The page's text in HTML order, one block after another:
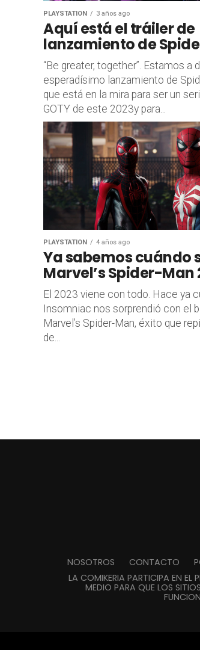
PLAYSTATION 3 años ago
Aquí está el tráiler de
lanzamiento de
“Be greater, together”. Estamos a
esperadísimo lanzamiento de
que está en la mira para ser un
GOTY de este 2023y para...
PLAYSTATION 4 años ago
Ya sabemos cuándo
Marvel’s Spider-Man
El 2023 viene con todo. Hace ya
Insomniac nos sorprendió con el
Marvel’s Spider-Man, éxito que
de...
NOSOTROS CONTACTO
LA COMIKERIA PARTICIPA EN EL
MEDIO PARA QUE LOS